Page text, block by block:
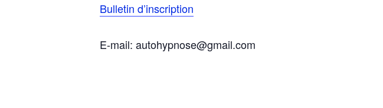
Bulletin d’inscription
E-mail: autohypnose@gmail.com